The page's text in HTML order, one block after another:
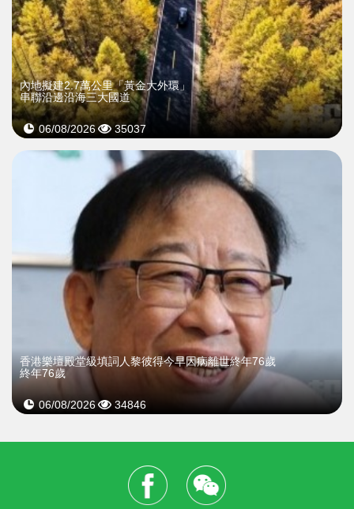
內地擬建2.7萬公里「黃金大外環」
串聯沿邊沿海三大國道
06/08/2026 35037
​香港樂壇殿堂級填詞人黎彼得今早因病離世終年76歲
終年76歲
06/08/2026 34846